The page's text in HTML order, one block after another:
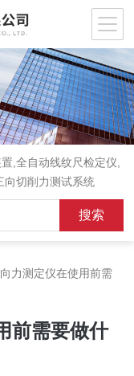
,全自动线纹尺检定仪,
向切削力测试系统
力测定仪在使用前需
前需要做什